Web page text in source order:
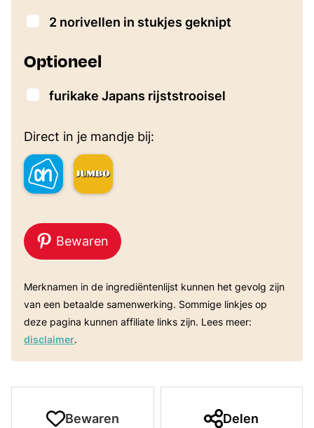
▢
2 norivellen in stukjes geknipt
Optioneel
▢
furikake Japans rijststrooisel
Direct in je mandje bij:
Bewaren
Merknamen in de ingrediëntenlijst kunnen het gevolg zijn
van een betaalde samenwerking. Sommige linkjes op
deze pagina kunnen affiliate links zijn. Lees meer:
disclaimer.
Bewaren Delen